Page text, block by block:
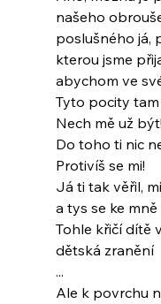
našeho
poslušného já,
kterou jsme
abychom ve
Tyto pocity tam
Nech mě už
Do toho ti nic
Protivíš se mi!
Já ti tak věřil,
a tys se ke
Tohle křičí dítě
dětská zranění
...
Ale k povrchu